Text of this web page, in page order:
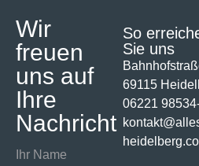
So
Sie uns
69115
06221
Wir
freuen
uns auf
Ihre
Nachricht